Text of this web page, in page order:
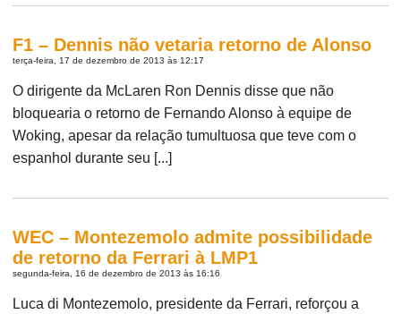
F1 – Dennis não vetaria retorno de Alonso
terça-feira, 17 de dezembro de 2013 às 12:17
O dirigente da McLaren Ron Dennis disse que não
bloquearia o retorno de Fernando Alonso à equipe de
Woking, apesar da relação tumultuosa que teve com o
espanhol durante seu [...]
WEC – Montezemolo admite possibilidade
de retorno da Ferrari à LMP1
segunda-feira, 16 de dezembro de 2013 às 16:16
Luca di Montezemolo, presidente da Ferrari, reforçou a